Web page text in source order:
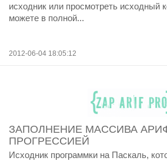
исходник или просмотреть исходный
можете в полной...
2012-06-04 18:05:12
ЗАПОЛНЕНИЕ МАССИВА
ПРОГРЕССИЕЙ
Исходник программки на Паскаль,